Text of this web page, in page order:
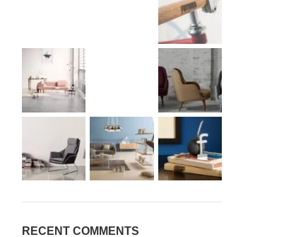
RECENT COMMENTS